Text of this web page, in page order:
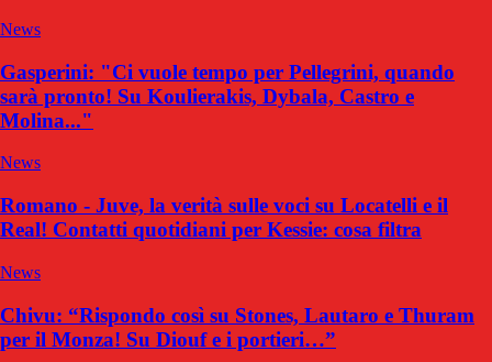
News
Gasperini: "Ci vuole tempo per Pellegrini, quando
sarà pronto! Su Koulierakis, Dybala, Castro e
Molina..."
News
Romano - Juve, la verità sulle voci su Locatelli e il
Real! Contatti quotidiani per Kessie: cosa filtra
News
Chivu: “Rispondo così su Stones, Lautaro e Thuram
per il Monza! Su Diouf e i portieri…”